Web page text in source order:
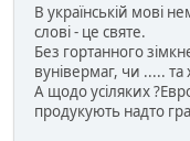
В українській мові
слові - це святе.
Без гортанного
вунівермаг, чи ..... та
А щодо усіляких
продукують надто